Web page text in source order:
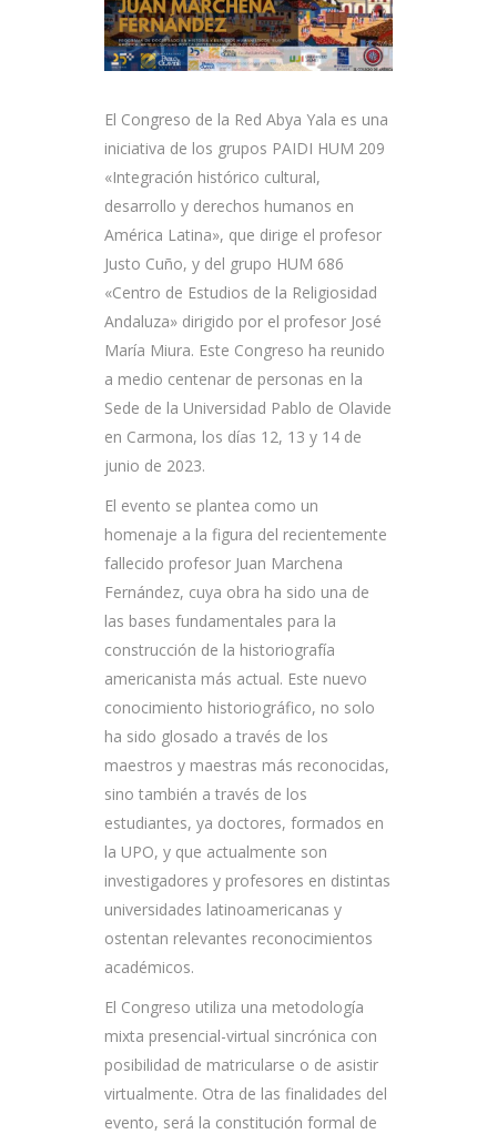
El Congreso de la Red Abya Yala es una
iniciativa de los grupos PAIDI HUM 209
«Integración histórico cultural,
desarrollo y derechos humanos en
América Latina», que dirige el profesor
Justo Cuño, y del grupo HUM 686
«Centro de Estudios de la Religiosidad
Andaluza» dirigido por el profesor José
María Miura. Este Congreso ha reunido
a medio centenar de personas en la
Sede de la Universidad Pablo de Olavide
en Carmona, los días 12, 13 y 14 de
junio de 2023.
El evento se plantea como un
homenaje a la figura del recientemente
fallecido profesor Juan Marchena
Fernández, cuya obra ha sido una de
las bases fundamentales para la
construcción de la historiografía
americanista más actual. Este nuevo
conocimiento historiográfico, no solo
ha sido glosado a través de los
maestros y maestras más reconocidas,
sino también a través de los
estudiantes, ya doctores, formados en
la UPO, y que actualmente son
investigadores y profesores en distintas
universidades latinoamericanas y
ostentan relevantes reconocimientos
académicos.
El Congreso utiliza una metodología
mixta presencial-virtual sincrónica con
posibilidad de matricularse o de asistir
virtualmente. Otra de las finalidades del
evento, será la constitución formal de